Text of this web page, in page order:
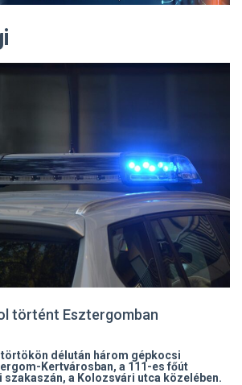
történt Esztergomban
délután három gépkocsi
Kertvárosban, a 111-es főút
szakaszán, a Kolozsvári utca közelében.